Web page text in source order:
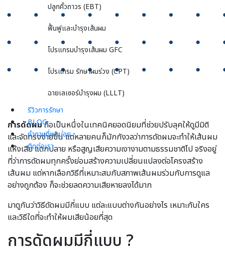
ปลูกคิ้วถาวร (EBT)
ฟื้นฟูและบำรุงเส้นผม
โปรแกรมบำรุงเส้นผม GFC
โปรแกรม รักษาผมร่วง (CPT)
ฉายเลเซอร์บำรุงผม (LLLT)
รีวิวการรักษา
BLOG
คำถามที่พบบ่อย
ติดต่อเรา
การดัดผมถือเป็นหนึ่งในเทคนิคยอดนิยมที่ช่วยปรับลุคให้ดูมีมิติ
และจัดทรงง่ายขึ้น แต่หลายคนก็มักกังวลว่าการดัดผมจะทำให้เส้นผม
แห้งเสีย แตกปลาย หรือสูญเสียความเงางามตามธรรมชาติไป จริงอยู่
ที่ว่าการดัดผมทุกครั้งย่อมสร้างความเปลี่ยนแปลงต่อโครงสร้าง
เส้นผม แต่หากเลือกวิธีที่เหมาะสมกับสภาพเส้นผมร่วมกับการดูแล
อย่างถูกต้อง ก็จะช่วยลดความเสียหายลงได้มาก
มาดูกันว่าวิธีดัดผมมีกี่แบบ แต่ละแบบต่างกันอย่างไร เหมาะกับใคร
และวิธีใดที่จะทำให้ผมเสียน้อยที่สุด
การดัดผมมีกี่แบบ ?